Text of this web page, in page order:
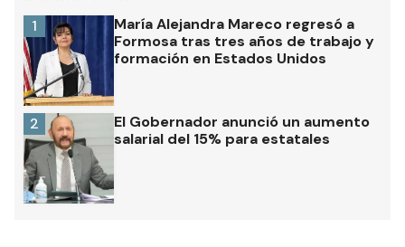
María Alejandra Mareco regresó a
Formosa tras tres años de trabajo y
formación en Estados Unidos
1
El Gobernador anunció un aumento
salarial del 15% para estatales
2